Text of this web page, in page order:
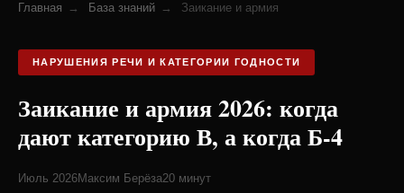
Главная → База знаний → Заикание и армия
НАРУШЕНИЯ РЕЧИ И КАТЕГОРИИ ГОДНОСТИ
Заикание и армия 2026: когда
дают категорию В, а когда Б-4
Июль 2026Максим Берёза20 минут